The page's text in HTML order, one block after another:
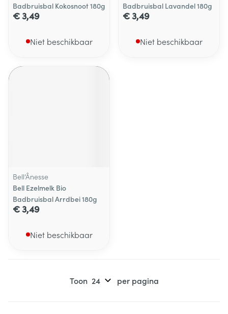
Badbruisbal Kokosnoot 180g
€ 3,49
Niet beschikbaar
Badbruisbal Lavandel 180g
€ 3,49
Niet beschikbaar
Bell’Ânesse
Bell Ezelmelk Bio
Badbruisbal Arrdbei 180g
€ 3,49
Niet beschikbaar
Toon per pagina